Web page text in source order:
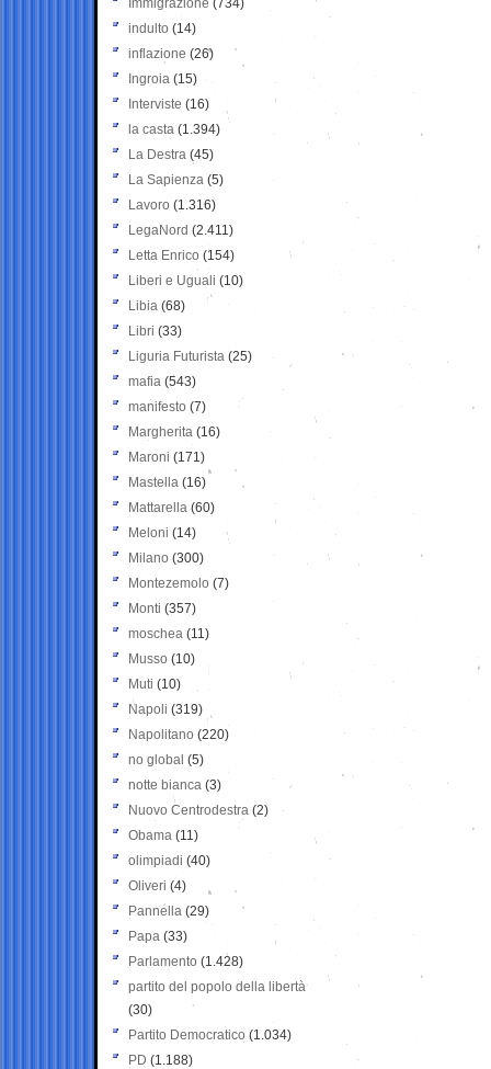
Immigrazione (734)
indulto (14)
inflazione (26)
Ingroia (15)
Interviste (16)
la casta (1.394)
La Destra (45)
La Sapienza (5)
Lavoro (1.316)
LegaNord (2.411)
Letta Enrico (154)
Liberi e Uguali (10)
Libia (68)
Libri (33)
Liguria Futurista (25)
mafia (543)
manifesto (7)
Margherita (16)
Maroni (171)
Mastella (16)
Mattarella (60)
Meloni (14)
Milano (300)
Montezemolo (7)
Monti (357)
moschea (11)
Musso (10)
Muti (10)
Napoli (319)
Napolitano (220)
no global (5)
notte bianca (3)
Nuovo Centrodestra (2)
Obama (11)
olimpiadi (40)
Oliveri (4)
Pannella (29)
Papa (33)
Parlamento (1.428)
partito del popolo della libertà
(30)
Partito Democratico (1.034)
PD (1.188)